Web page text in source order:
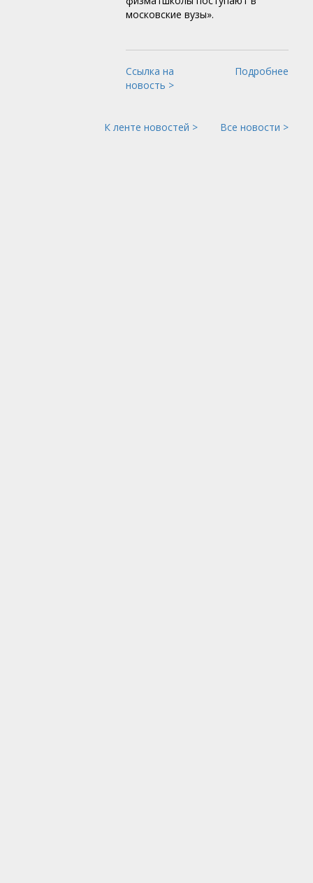
московские вузы».
Ссылка на
новость >
Подробнее
К ленте новостей > Все новости >